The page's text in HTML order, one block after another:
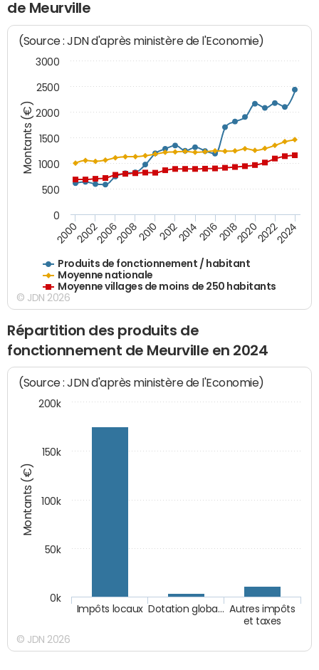
de Meurville
Montants (€)
(Source : JDN d'après ministère de l'Economie)
Produits de fonctionnement / habitant
Moyenne nationale
Moyenne villages de moins de 250 habitants
200020022006200820102012201420162018202020222024
0
500
1000
1500
2000
2500
3000
© JDN 2026
Répartition des produits de
fonctionnement de Meurville en 2024
Montants (€)
(Source : JDN d'après ministère de l'Economie)
Autres impôts
et taxes
Dotation globa…
Impôts locaux
0k
50k
100k
150k
200k
© JDN 2026